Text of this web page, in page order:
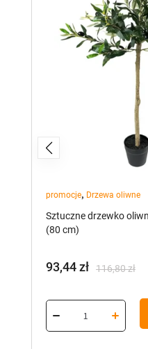
promocje, Drzewa oliwne
Sztuczne drzewko
(80 cm)
116,80zł
cena
wynosiła:
116,80 zł.
93,44zł
cena
wynosi:
93,44 zł.